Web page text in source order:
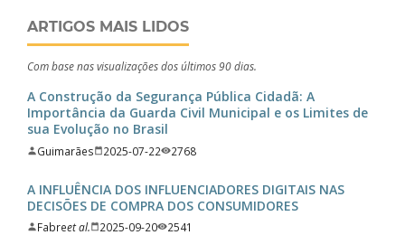
ARTIGOS MAIS LIDOS
Com base nas visualizações dos últimos 90 dias.
A Construção da Segurança Pública Cidadã: A
Importância da Guarda Civil Municipal e os Limites de
sua Evolução no Brasil
Guimarães 2025-07-22 2768
A INFLUÊNCIA DOS INFLUENCIADORES DIGITAIS NAS
DECISÕES DE COMPRA DOS CONSUMIDORES
Fabreet al. 2025-09-20 2541